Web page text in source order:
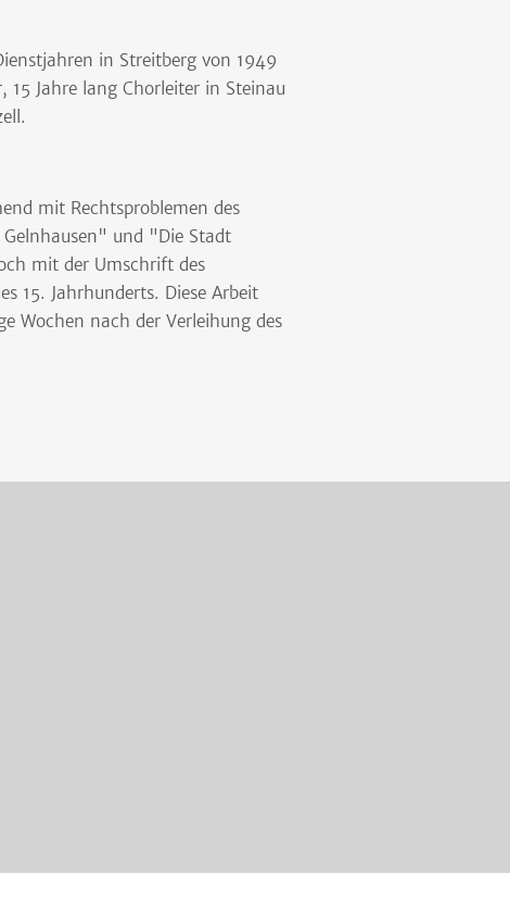
in Streitberg von 1949
15 Jahre lang Chorleiter in Steinau
mit Rechtsproblemen des
und "Die Stadt
mit der Umschrift des
15. Jahrhunderts. Diese Arbeit
Wochen nach der Verleihung des